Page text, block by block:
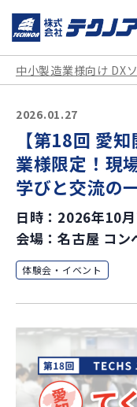
中小製造業様向け DX
2026.01.27
【第18回 愛
業様限定！現
学びと交流の
日時：2026年10
会場：名古屋 コン
体験会・イベント